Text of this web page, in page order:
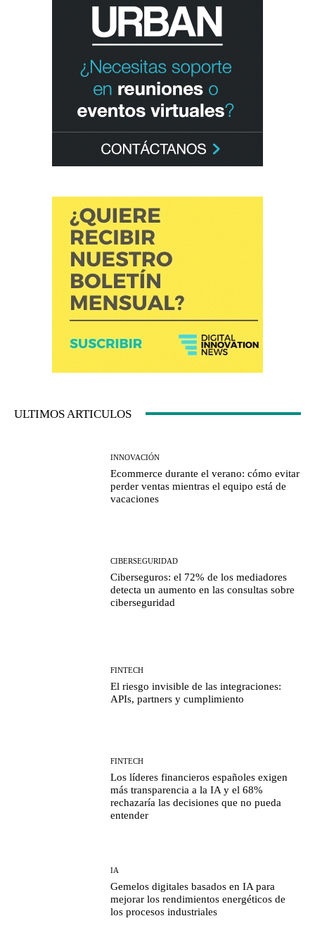
ULTIMOS ARTICULOS
INNOVACIÓN
Ecommerce durante el verano: cómo evitar
perder ventas mientras el equipo está de
vacaciones
CIBERSEGURIDAD
Ciberseguros: el 72% de los mediadores
detecta un aumento en las consultas sobre
ciberseguridad
FINTECH
El riesgo invisible de las integraciones:
APIs, partners y cumplimiento
FINTECH
Los líderes financieros españoles exigen
más transparencia a la IA y el 68%
rechazaría las decisiones que no pueda
entender
IA
Gemelos digitales basados en IA para
mejorar los rendimientos energéticos de
los procesos industriales